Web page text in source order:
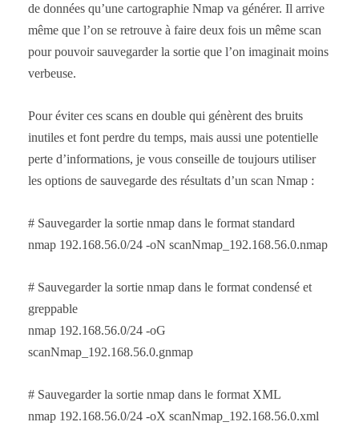
de données qu’une cartographie Nmap va générer. Il arrive
même que l’on se retrouve à faire deux fois un même scan
pour pouvoir sauvegarder la sortie que l’on imaginait moins
verbeuse.
Pour éviter ces scans en double qui génèrent des bruits
inutiles et font perdre du temps, mais aussi une potentielle
perte d’informations, je vous conseille de toujours utiliser
les options de sauvegarde des résultats d’un scan Nmap :
# Sauvegarder la sortie nmap dans le format standard
nmap 192.168.56.0/24 -oN scanNmap_192.168.56.0.nmap
# Sauvegarder la sortie nmap dans le format condensé et
greppable
nmap 192.168.56.0/24 -oG
scanNmap_192.168.56.0.gnmap
# Sauvegarder la sortie nmap dans le format XML
nmap 192.168.56.0/24 -oX scanNmap_192.168.56.0.xml